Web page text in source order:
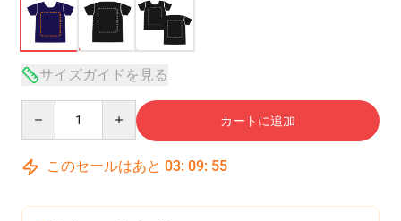
サイズガイドを見る
カートに追加
このセールはあと 03: 09: 54